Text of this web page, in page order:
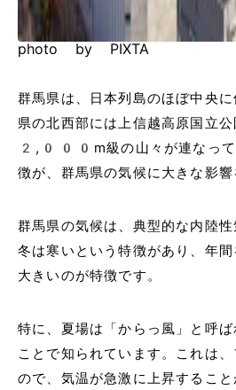
photo by PIXTA
群馬県は、日本列島のほぼ中央に
県の北西部には上信越高原国立
2,000m級の山々が連なって
徴が、群馬県の気候に大きな影響
群馬県の気候は、典型的な内陸性
冬は寒いという特徴があり、年
大きいのが特徴です。
特に、夏場は「からっ風」と呼ば
ことで知られています。これは
ので、気温が急激に上昇すること